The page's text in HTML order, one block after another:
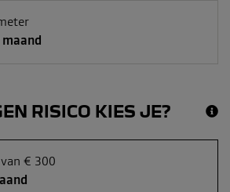
RISICO KIES JE?
€ 300